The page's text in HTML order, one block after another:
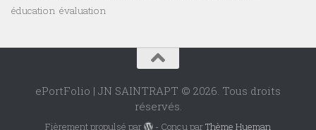
éducation évaluation
ePortFolio | JN SAINTRAPT © 2026. Tous droits
réservés.
Fièrement propulsé par - Conçu parThème Hueman